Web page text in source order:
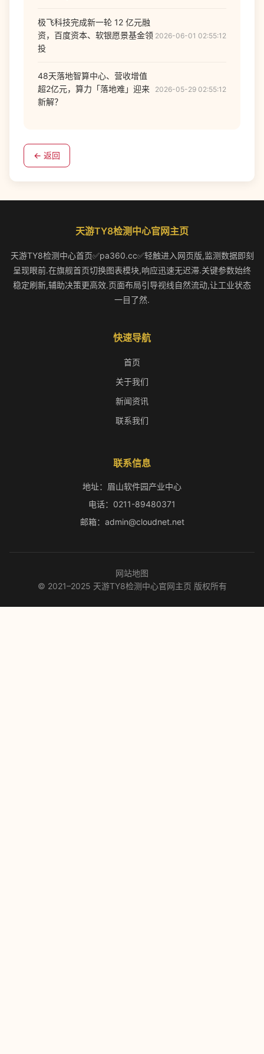
极飞科技完成新一轮 12 亿元融
资，百度资本、软银愿景基金领
投
2026-06-01 02:55:12
48天落地智算中心、营收增值
超2亿元，算力「落地难」迎来
新解？
2026-05-29 02:55:12
← 返回
天游TY8检测中心官网主页
天游TY8检测中心首页✅pa360.cc✅轻触进入网页版,监测数据即刻
呈现眼前.在旗舰首页切换图表模块,响应迅速无迟滞.关键参数始终
稳定刷新,辅助决策更高效.页面布局引导视线自然流动,让工业状态
一目了然.
快速导航
首页
关于我们
新闻资讯
联系我们
联系信息
地址：眉山软件园产业中心
电话：0211-89480371
邮箱：admin@cloudnet.net
网站地图
© 2021–2025 天游TY8检测中心官网主页 版权所有